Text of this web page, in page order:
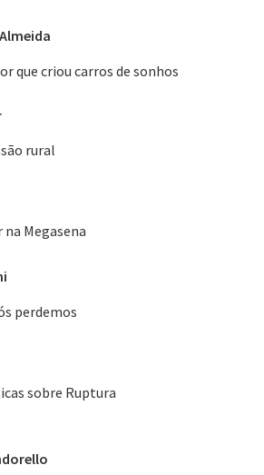
que criou carros de sonhos
rural
na Megasena
perdemos
sobre Ruptura